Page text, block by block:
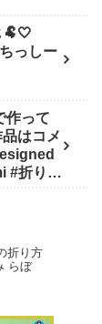
🐏🤍
っしー
作って
はコメ
#折り紙
折り方
らぼ